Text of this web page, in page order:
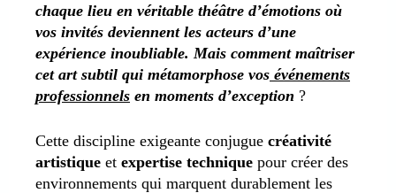
chaque lieu en véritable théâtre d’émotions où
vos invités deviennent les acteurs d’une
expérience inoubliable. Mais comment maîtriser
cet art subtil qui métamorphose vos événements
professionnels en moments d’exception ?
Cette discipline exigeante conjugue créativité
artistique et expertise technique pour créer des
environnements qui marquent durablement les